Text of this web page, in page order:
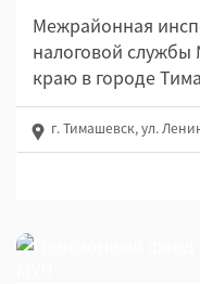
Межрайонная
налоговой
краю в городе
г. Тимашевск, ул.